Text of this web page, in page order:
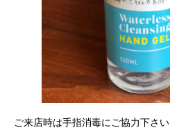
ご来店時は手指消毒にご協力下さい